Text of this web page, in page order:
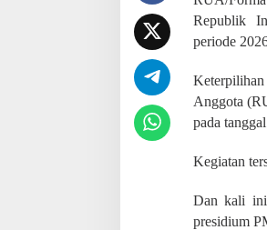
Republik
periode
Anggota
pada
Kegiatan
Dan kali ini
presidium